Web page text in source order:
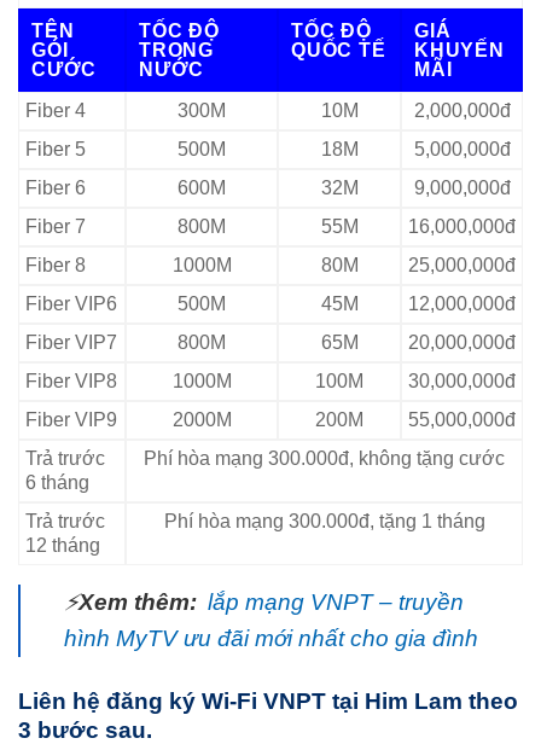
TÊN
GÓI
CƯỚC
TỐC ĐỘ
TRONG
NƯỚC
TỐC ĐỘ
QUỐC TẾ
GIÁ
KHUYẾN
MÃI
Fiber 4
300M 10M
2,000,000đ
Fiber 5
500M 18M
5,000,000đ
Fiber 6
600M 32M
9,000,000đ
Fiber 7
800M 55M
16,000,000đ
Fiber 8
1000M 80M
25,000,000đ
Fiber VIP6
500M 45M
12,000,000đ
Fiber VIP7
800M 65M
20,000,000đ
Fiber VIP8
1000M 100M
30,000,000đ
Fiber VIP9
2000M 200M
55,000,000đ
Trả trước
6 tháng
Phí hòa mạng 300.000đ, không tặng cước
Trả trước
12 tháng
Phí hòa mạng 300.000đ, tặng 1 tháng
⚡Xem thêm: lắp mạng VNPT – truyền
hình MyTV ưu đãi mới nhất cho gia đình
Liên hệ đăng ký Wi-Fi VNPT tại Him Lam theo
3 bước sau.